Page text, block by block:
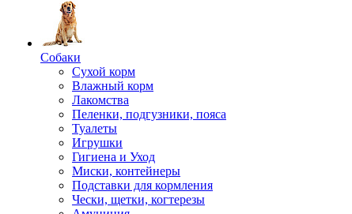
Собаки
Сухой корм
Влажный корм
Лакомства
Пеленки, подгузники, пояса
Туалеты
Игрушки
Гигиена и Уход
Миски, контейнеры
Подставки для кормления
Чески, щетки, когтерезы